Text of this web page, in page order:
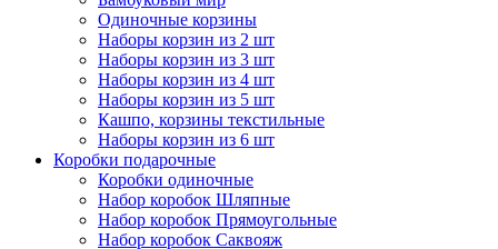
Одиночные корзины
Наборы корзин из 2 шт
Наборы корзин из 3 шт
Наборы корзин из 4 шт
Наборы корзин из 5 шт
Кашпо, корзины текстильные
Наборы корзин из 6 шт
Коробки подарочные
Коробки одиночные
Набор коробок Шляпные
Набор коробок Прямоугольные
Набор коробок Саквояж